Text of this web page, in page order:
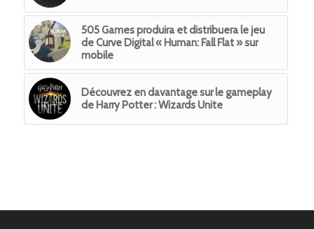
505 Games produira et distribuera le jeu
de Curve Digital « Human: Fall Flat » sur
mobile
Découvrez en davantage sur le gameplay
de Harry Potter : Wizards Unite